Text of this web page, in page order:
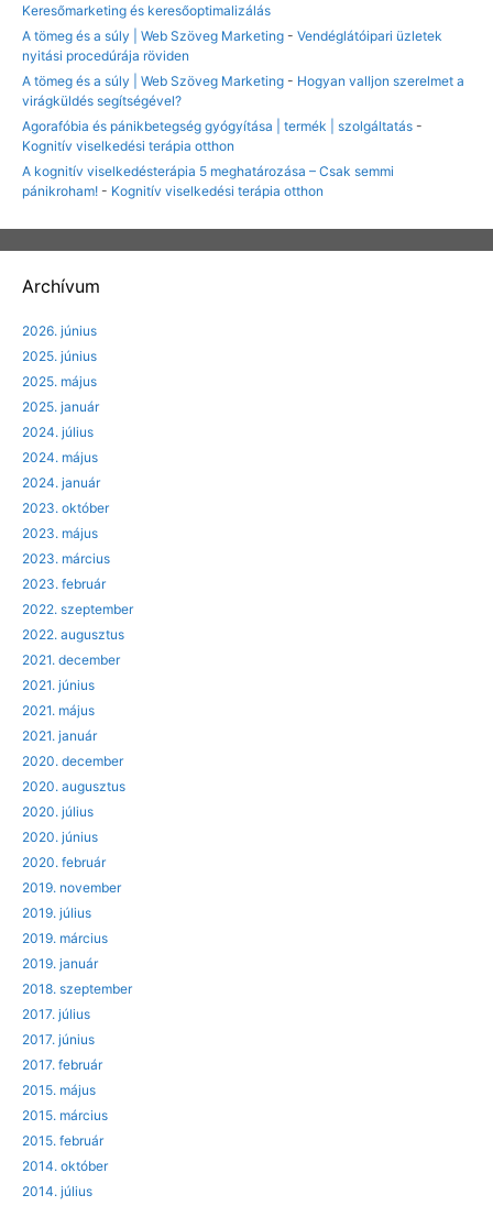
Keresőmarketing és keresőoptimalizálás
A tömeg és a súly | Web Szöveg Marketing - Vendéglátóipari üzletek
nyitási procedúrája röviden
A tömeg és a súly | Web Szöveg Marketing - Hogyan valljon szerelmet a
virágküldés segítségével?
Agorafóbia és pánikbetegség gyógyítása | termék | szolgáltatás -
Kognitív viselkedési terápia otthon
A kognitív viselkedésterápia 5 meghatározása – Csak semmi
pánikroham! - Kognitív viselkedési terápia otthon
Archívum
2026. június
2025. június
2025. május
2025. január
2024. július
2024. május
2024. január
2023. október
2023. május
2023. március
2023. február
2022. szeptember
2022. augusztus
2021. december
2021. június
2021. május
2021. január
2020. december
2020. augusztus
2020. július
2020. június
2020. február
2019. november
2019. július
2019. március
2019. január
2018. szeptember
2017. július
2017. június
2017. február
2015. május
2015. március
2015. február
2014. október
2014. július